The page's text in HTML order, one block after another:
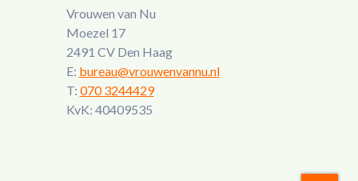
Vrouwen van Nu
Moezel 17
2491 CV Den Haag
E: bureau@vrouwenvannu.nl
T: 070 3244429
KvK: 40409535